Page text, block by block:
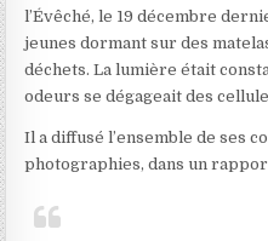
l’Évêché, le 19 décembre
jeunes dormant sur des
déchets. La lumière était
odeurs se dégageait des
Il a diffusé l’ensemble de ses
photographies, dans un